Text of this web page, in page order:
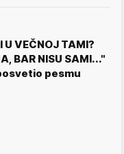
U VEČNOJ TAMI?
BAR NISU SAMI..."
pesmu